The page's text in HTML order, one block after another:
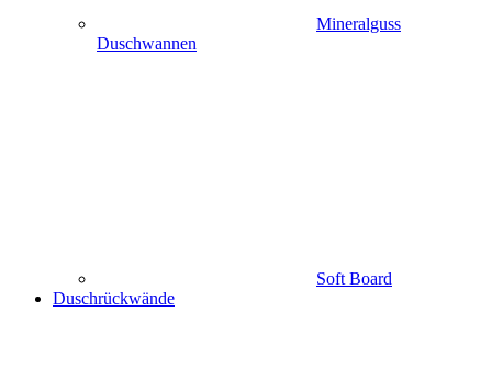
Mineralguss
Duschwannen
Soft Board
Duschrückwände